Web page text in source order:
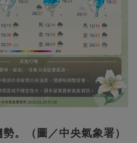
。（圖／中央氣象署）